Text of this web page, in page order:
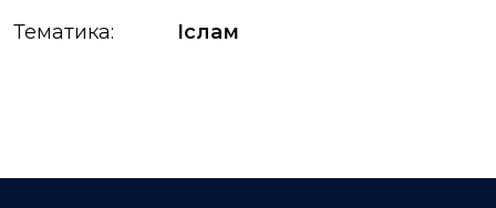
Тематика:
Іслам